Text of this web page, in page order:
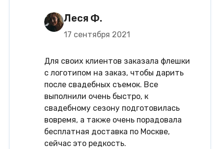
Леся Ф.
17 сентября 2021
Для своих клиентов заказала флешки
с логотипом на заказ, чтобы дарить
после свадебных съемок. Все
выполнили очень быстро, к
свадебному сезону подготовилась
вовремя, а также очень порадовала
бесплатная доставка по Москве,
сейчас это редкость.